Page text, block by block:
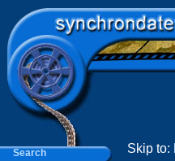
Skip to:
Search